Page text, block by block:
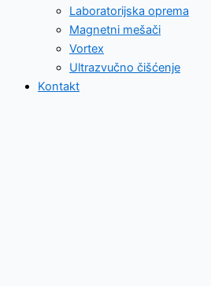
Laboratorijska oprema
Magnetni mešači
Vortex
Ultrazvučno čišćenje
Kontakt